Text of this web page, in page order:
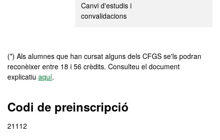
Canvi d'estudis i
convalidacions
(*) Als alumnes que han cursat alguns dels CFGS se'ls podran
reconèixer entre 18 i 56 crèdits. Consulteu el document
explicatiu aquí.
Codi de preinscripció
21112